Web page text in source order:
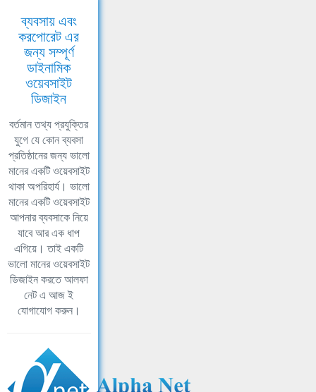
ব্যবসায় এবং
করপোরেট এর
জন্য সম্পূর্ণ
ডাইনামিক
ওয়েবসাইট
ডিজাইন
বর্তমান তথ্য প্রযুক্তির
যুগে যে কোন ব্যবসা
প্রতিষ্ঠানের জন্য ভালো
মানের একটি ওয়েবসাইট
থাকা অপরিহার্য। ভালো
মানের একটি ওয়েবসাইট
আপনার ব্যবসাকে নিয়ে
যাবে আর এক ধাপ
এগিয়ে। তাই একটি
ভালো মানের ওয়েবসাইট
ডিজাইন করতে আলফা
নেট এ আজ ই
যোগাযোগ করুন।